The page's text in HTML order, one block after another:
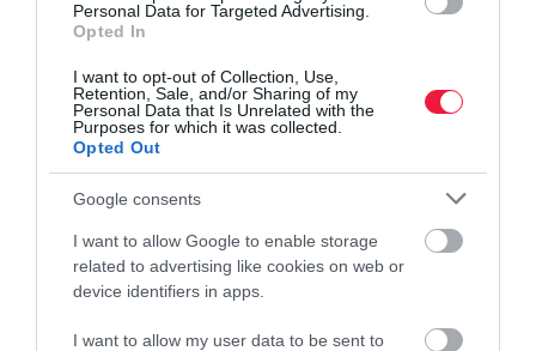
Personal Data for Targeted Advertising.
Opted In
I want to opt-out of Collection, Use,
Retention, Sale, and/or Sharing of my
Personal Data that Is Unrelated with the
Purposes for which it was collected.
Opted Out
Google consents
I want to allow Google to enable storage
related to advertising like cookies on web or
device identifiers in apps.
I want to allow my user data to be sent to
NYUGDÍJ